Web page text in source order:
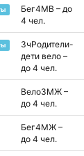
Бег4МВ – до
4 чел.
3чРодители-
дети вело –
до 4 чел.
Вело3МЖ –
до 4 чел.
Бег4МЖ –
до 4 чел.